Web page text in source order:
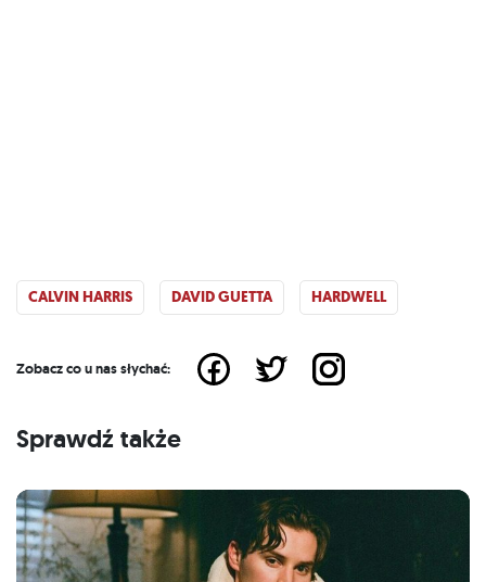
CALVIN HARRIS DAVID GUETTA HARDWELL
Zobacz co u nas słychać:
Sprawdź także